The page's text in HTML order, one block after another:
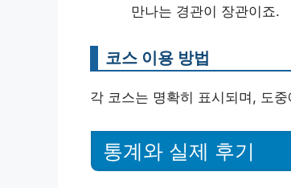
만나는 경관이 장관이죠.
코스 이용 방법
각 코스는 명확히 표시되며, 도
통계와 실제 후기